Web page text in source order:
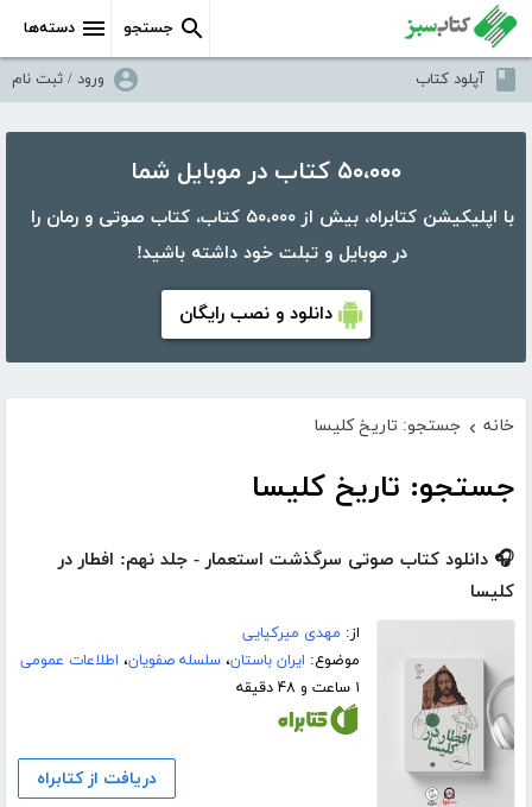
دسته‌ها جستجو
آپلود کتاب ورود / ثبت نام
۵۰،۰۰۰ کتاب در موبایل شما
با اپلیکیشن کتابراه، بیش از ۵۰،۰۰۰ کتاب، کتاب صوتی و رمان را
در موبایل و تبلت خود داشته باشید!
دانلود و نصب رایگان
خانه › جستجو: تاریخ کلیسا
جستجو: تاریخ کلیسا
🎧 دانلود کتاب صوتی سرگذشت استعمار - جلد نهم: افطار در
کلیسا
از: مهدی میرکیایی
موضوع: ایران باستان،سلسله صفویان، اطلاعات عمومی
۱ ساعت و ۴۸ دقیقه
دریافت از کتابراه